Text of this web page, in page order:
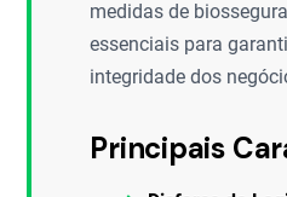
medidas de
essenciais para
integridade dos
Principais